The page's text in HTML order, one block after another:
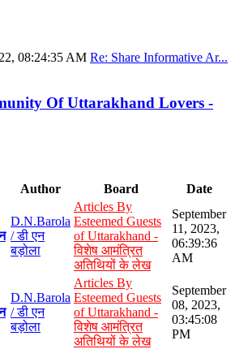
08:24:35 AM Re: Share Informative Ar...
Of Uttarakhand Lovers -
Author Board Date
D.N.Barola
/ डी एन
बड़ोला
Articles By
Esteemed Guests
of Uttarakhand -
विशेष आमंत्रित
अतिथियों के लेख
September
11, 2023,
06:39:36
AM
D.N.Barola
/ डी एन
बड़ोला
Articles By
Esteemed Guests
of Uttarakhand -
विशेष आमंत्रित
अतिथियों के लेख
September
08, 2023,
03:45:08
PM